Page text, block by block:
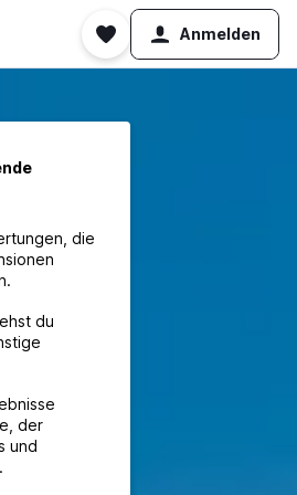
Anmelden
die
du
der
und